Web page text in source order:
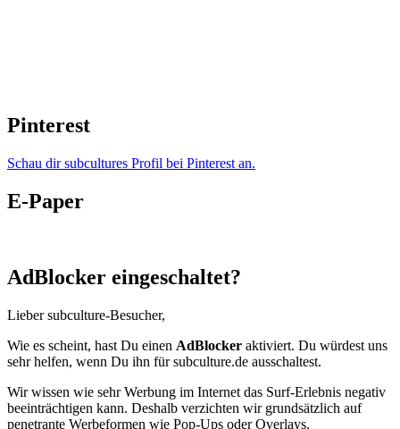
Pinterest
Schau dir subcultures Profil bei Pinterest an.
E-Paper
AdBlocker eingeschaltet?
Lieber subculture-Besucher,
Wie es scheint, hast Du einen AdBlocker aktiviert. Du würdest uns
sehr helfen, wenn Du ihn für subculture.de ausschaltest.
Wir wissen wie sehr Werbung im Internet das Surf-Erlebnis negativ
beeinträchtigen kann. Deshalb verzichten wir grundsätzlich auf
penetrante Werbeformen wie Pop-Ups oder Overlays.